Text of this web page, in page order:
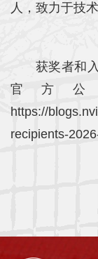
地
人，致力于技
获奖者和
官方
https://
recipients-